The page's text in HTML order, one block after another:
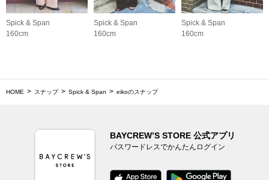
Spick & Span
160cm
Spick & Span
160cm
Spick & Span
160cm
HOME スナップ Spick & Span eikoのスナップ
BAYCREW’S STORE 公式アプリ
パスワードレスでかんたんログイン